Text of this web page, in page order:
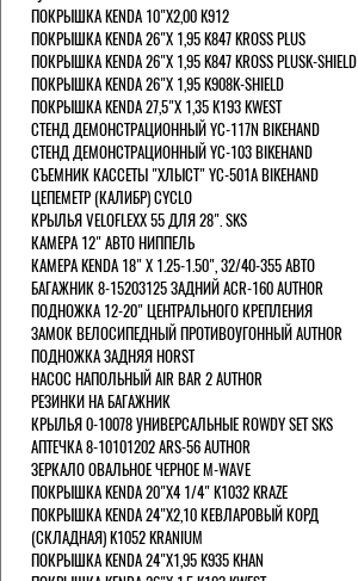
ПОКРЫШКА KENDA 10"Х2,00 K912
ПОКРЫШКА KENDA 26"Х 1,95 K847 KROSS PLUS
ПОКРЫШКА KENDA 26"Х 1,95 K847 KROSS PLUSK-SHIELD
ПОКРЫШКА KENDA 26"Х 1,95 K908K-SHIELD
ПОКРЫШКА KENDA 27,5"Х 1,35 K193 KWEST
СТЕНД ДЕМОНСТРАЦИОННЫЙ YC-117N BIKEHAND
СТЕНД ДЕМОНСТРАЦИОННЫЙ YC-103 BIKEHAND
СЪЕМНИК КАССЕТЫ "ХЛЫСТ" YC-501A BIKEHAND
ЦЕПЕМЕТР (КАЛИБР) CYCLO
КРЫЛЬЯ VELOFLEXX 55 ДЛЯ 28". SKS
КАМЕРА 12" АВТО НИППЕЛЬ
КАМЕРА KENDA 18" Х 1.25-1.50", 32/40-355 АВТО
БАГАЖНИК 8-15203125 ЗАДНИЙ ACR-160 AUTHOR
ПОДНОЖКА 12-20" ЦЕНТРАЛЬНОГО КРЕПЛЕНИЯ
ЗАМОК ВЕЛОСИПЕДНЫЙ ПРОТИВОУГОННЫЙ AUTHOR
ПОДНОЖКА ЗАДНЯЯ HORST
НАСОС НАПОЛЬНЫЙ AIR BAR 2 AUTHOR
РЕЗИНКИ НА БАГАЖНИК
КРЫЛЬЯ 0-10078 УНИВЕРСАЛЬНЫЕ ROWDY SET SKS
АПТЕЧКА 8-10101202 ARS-56 AUTHOR
ЗЕРКАЛО ОВАЛЬНОЕ ЧЕРНОЕ M-WAVE
ПОКРЫШКА KENDA 20"Х4 1/4" K1032 KRAZE
ПОКРЫШКА KENDA 24"Х2,10 КЕВЛАРОВЫЙ КОРД
(СКЛАДНАЯ) K1052 KRANIUM
ПОКРЫШКА KENDA 24"Х1,95 K935 KHAN